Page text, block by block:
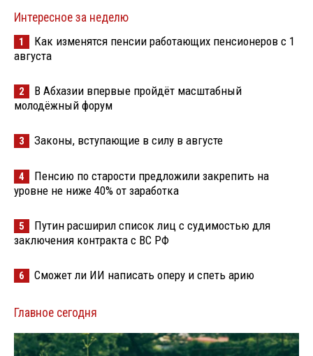
Интересное за неделю
1
Как изменятся пенсии работающих пенсионеров с 1
августа
2
В Абхазии впервые пройдёт масштабный
молодёжный форум
3 Законы, вступающие в силу в августе
4
Пенсию по старости предложили закрепить на
уровне не ниже 40% от заработка
5
Путин расширил список лиц с судимостью для
заключения контракта с ВС РФ
6 Сможет ли ИИ написать оперу и спеть арию
Главное сегодня